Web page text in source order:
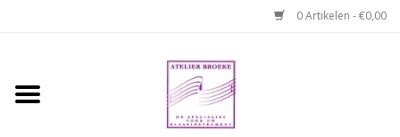
0 Artikelen - €0,00
Home